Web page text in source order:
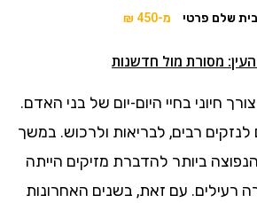
שלם פרטי
מ-450 ₪
מסורת מול חדשנות
חיוני בחיי היום-יום של בני האדם.
לנזקים רבים, לבריאות ולרכוש. במשך
ביותר להדברת מזיקים הייתה
רעילים. עם זאת, בשנים האחרונות